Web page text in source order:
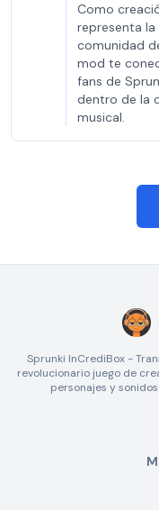
Como
representa
comunidad
mod te
fans de
dentro de la
musical.
Sprunki InCrediBox -
revolucionario juego de
personajes y